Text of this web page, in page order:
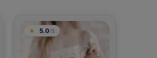
5.0